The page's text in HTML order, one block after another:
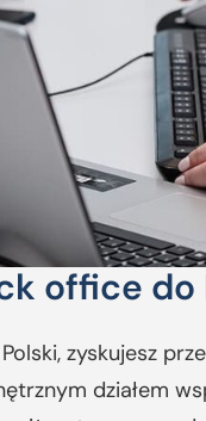
office do
zyskujesz
działem